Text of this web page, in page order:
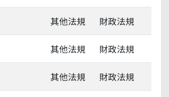
其他法規 財政法規
其他法規 財政法規
其他法規 財政法規